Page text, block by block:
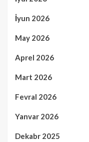
İyun 2026
May 2026
Aprel 2026
Mart 2026
Fevral 2026
Yanvar 2026
Dekabr 2025